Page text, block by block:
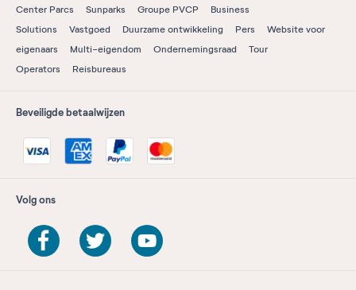
Center Parcs Sunparks Groupe PVCP
Business
Solutions
Vastgoed Duurzame ontwikkeling Pers
Website voor
eigenaars
Multi-eigendom Ondernemingsraad
Tour
Operators
Reisbureaus
Beveiligde betaalwijzen
Volg ons